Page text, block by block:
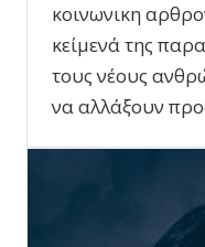
κοινωνικη
κείμενά της
τους νέους
να αλλάξουν